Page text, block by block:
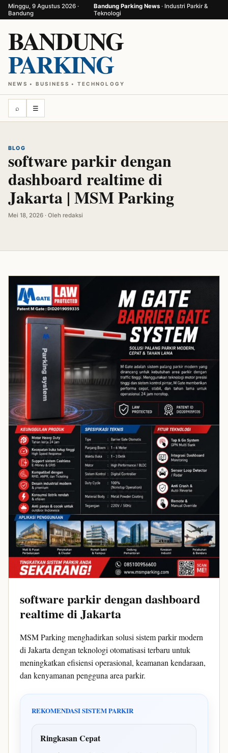
Minggu, 9 Agustus 2026 ·
Bandung
Bandung Parking News · Industri Parkir &
Teknologi
BANDUNG
PARKING
NEWS • BUSINESS • TECHNOLOGY
⌕ ☰
BLOG
software parkir dengan
dashboard realtime di
Jakarta | MSM Parking
Mei 18, 2026 · Oleh redaksi
software parkir dengan dashboard
realtime di Jakarta
MSM Parking menghadirkan solusi sistem parkir modern
di Jakarta dengan teknologi otomatisasi terbaru untuk
meningkatkan efisiensi operasional, keamanan kendaraan,
dan kenyamanan pengguna area parkir.
REKOMENDASI SISTEM PARKIR
Ringkasan Cepat